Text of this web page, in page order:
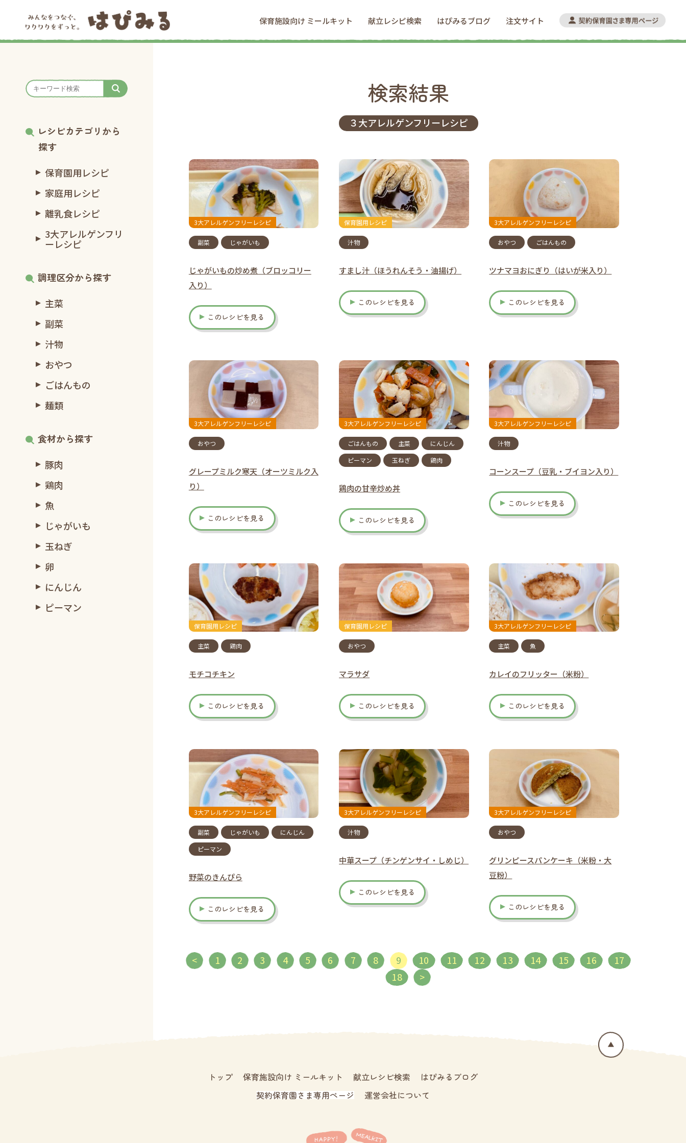
保育施設向け ミールキット 献立レシピ検索 はぴみるブログ 注文サイト
レシピカテゴリから
探す
保育園用レシピ
家庭用レシピ
離乳食レシピ
3大アレルゲンフリ
ーレシピ
調理区分から探す
主菜
副菜
汁物
おやつ
ごはんもの
麺類
食材から探す
豚肉
鶏肉
魚
じゃがいも
玉ねぎ
卵
にんじん
ピーマン
検索結果
３大アレルゲンフリーレシピ
3大アレルゲンフリーレシピ
副菜 じゃがいも
じゃがいもの炒め煮（ブロッコリー
入り）
このレシピを見る
保育園用レシピ
汁物
すまし汁（ほうれんそう・油揚げ）
このレシピを見る
3大アレルゲンフリーレシピ
おやつ ごはんもの
ツナマヨおにぎり（はいが米入り）
このレシピを見る
3大アレルゲンフリーレシピ
おやつ
グレープミルク寒天（オーツミルク入
り）
このレシピを見る
3大アレルゲンフリーレシピ
ごはんもの 主菜
にんじん
ピーマン
玉ねぎ 鶏肉
鶏肉の甘辛炒め丼
このレシピを見る
3大アレルゲンフリーレシピ
汁物
コーンスープ（豆乳・ブイヨン入り）
このレシピを見る
保育園用レシピ
主菜 鶏肉
モチコチキン
このレシピを見る
保育園用レシピ
おやつ
マラサダ
このレシピを見る
3大アレルゲンフリーレシピ
主菜 魚
カレイのフリッター（米粉）
このレシピを見る
3大アレルゲンフリーレシピ
副菜 じゃがいも
にんじん
ピーマン
野菜のきんぴら
このレシピを見る
3大アレルゲンフリーレシピ
汁物
中華スープ（チンゲンサイ・しめじ）
このレシピを見る
3大アレルゲンフリーレシピ
おやつ
グリンピースパンケーキ（米粉・大
豆粉）
このレシピを見る
< 1 2 3 4 5 6 7 8 9 10 11 12 13 14 15 16
17
18
>
トップ 保育施設向け ミールキット 献立レシピ検索
はぴみるブログ
契約保育園さま専用ページ
運営会社について